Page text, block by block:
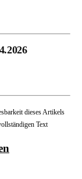
dieses Artikels
Text